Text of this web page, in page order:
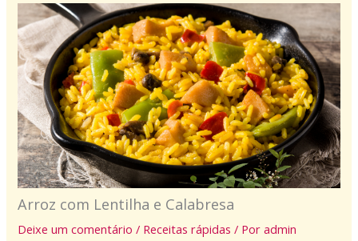
Arroz com Lentilha e Calabresa
Deixe um comentário / Receitas rápidas / Poradmin